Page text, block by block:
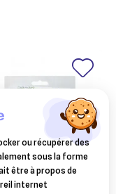
ANIMALE
ou récupérer des
sous la forme
être à propos de
internet